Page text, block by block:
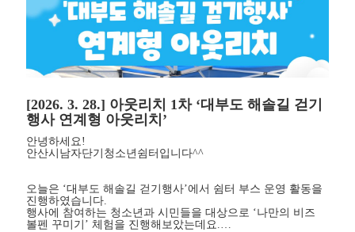
[2026. 3. 28.] 아웃리치 1차 ‘대부도 해솔길 걷기
행사 연계형 아웃리치’
안녕하세요!
안산시남자단기청소년쉼터입니다^^
오늘은 ‘대부도 해솔길 걷기행사’에서 쉼터 부스 운영 활동을
진행하였습니다.
행사에 참여하는 청소년과 시민들을 대상으로 ‘나만의 비즈
볼펜 꾸미기’ 체험을 진행해보았는데요.…